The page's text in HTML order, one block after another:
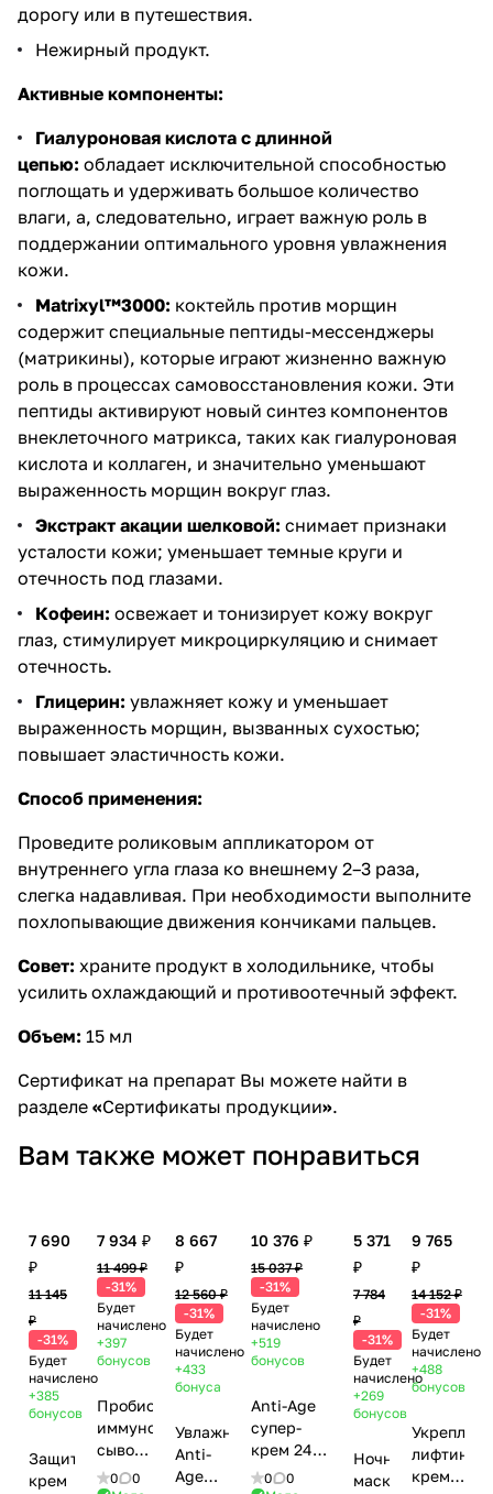
дорогу или в путешествия.
Нежирный продукт.
Активные компоненты:
Гиалуроновая кислота с длинной
цепью: обладает исключительной способностью
поглощать и удерживать большое количество
влаги, а, следовательно, играет важную роль в
поддержании оптимального уровня увлажнения
кожи.
Matrixyl™3000: коктейль против морщин
содержит специальные пептиды-мессенджеры
(матрикины), которые играют жизненно важную
роль в процессах самовосстановления кожи. Эти
пептиды активируют новый синтез компонентов
внеклеточного матрикса, таких как гиалуроновая
кислота и коллаген, и значительно уменьшают
выраженность морщин вокруг глаз.
Экстракт акации шелковой: снимает признаки
усталости кожи; уменьшает темные круги и
отечность под глазами.
Кофеин: освежает и тонизирует кожу вокруг
глаз, стимулирует микроциркуляцию и снимает
отечность.
Глицерин: увлажняет кожу и уменьшает
выраженность морщин, вызванных сухостью;
повышает эластичность кожи.
Способ применения:
Проведите роликовым аппликатором от
внутреннего угла глаза ко внешнему 2–3 раза,
слегка надавливая. При необходимости выполните
похлопывающие движения кончиками пальцев.
Совет: храните продукт в холодильнике, чтобы
усилить охлаждающий и противоотечный эффект.
Объем: 15 мл
Сертификат на препарат Вы можете найти в
разделе «Сертификаты продукции».
Вам также может понравиться
7 690
₽
11 145
₽
-31%
Будет
начислено
+385
бонусов
Защитный
крем
7 934 ₽
11 499 ₽
-31%
Будет
начислено
+397
бонусов
Пробиотическая
иммуномодулирующая
сыворотка
/ 0
0
8 667
₽
12 560 ₽
-31%
Будет
начислено
+433
бонуса
Увлажняющая
Anti-
Age
10 376 ₽
15 037 ₽
-31%
Будет
начислено
+519
бонусов
Anti-Age
супер-
крем 24-
часового
0
0
5 371
₽
7 784
₽
-31%
Будет
начислено
+269
бонусов
Ночная
маска
9 765
₽
14 152 ₽
-31%
Будет
начислено
+488
бонусов
лифтинг-
крем с